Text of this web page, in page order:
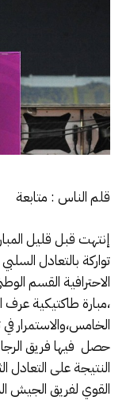
قلم الناس : متابعة
إنتهت قبل قليل
،مبارة طاكتيكية
الخامس،والاستمرار
حصل فيها فريق
النتيجة على التعادل
القوي لفريق الجيش